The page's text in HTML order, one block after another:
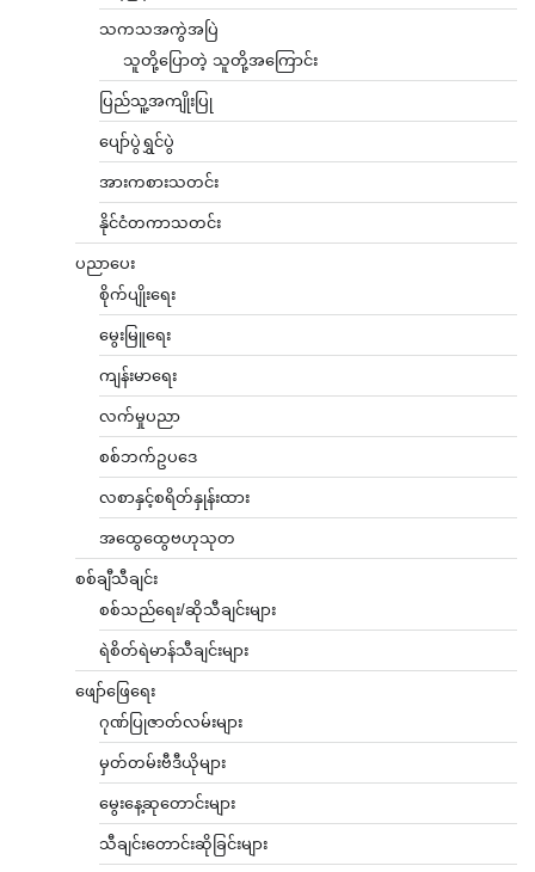
သကသအကွဲအပြဲ
သူတို့ပြောတဲ့ သူတို့အကြောင်း
ပြည်သူ့အကျိုးပြု
ပျော်ပွဲရွှင်ပွဲ
အားကစားသတင်း
နိုင်ငံတကာသတင်း
ပညာပေး
စိုက်ပျိုးရေး
မွေးမြူရေး
ကျန်းမာရေး
လက်မှုပညာ
စစ်ဘက်ဥပဒေ
လစာနှင့်စရိတ်နှုန်းထား
အထွေထွေဗဟုသုတ
စစ်ချီသီချင်း
စစ်သည်ရေး/ဆိုသီချင်းများ
ရဲစိတ်ရဲမာန်သီချင်းများ
ဖျော်ဖြေရေး
ဂုဏ်ပြုဇာတ်လမ်းများ
မှတ်တမ်းဗီဒီယိုများ
မွေးနေ့ဆုတောင်းများ
သီချင်းတောင်းဆိုခြင်းများ